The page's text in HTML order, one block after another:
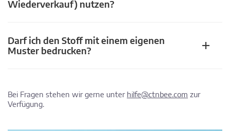
Wiederverkauf) nutzen?
Darf ich den Stoff mit einem eigenen
Muster bedrucken?
Bei Fragen stehen wir gerne unter hilfe@ctnbee.com zur
Verfügung.